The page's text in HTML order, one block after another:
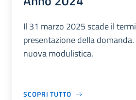
Il 31 marzo 2025 scade il
presentazione della
nuova modulistica.
SCOPRI TUTTO